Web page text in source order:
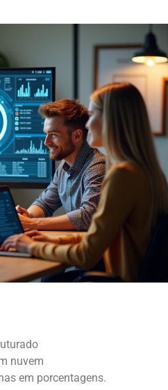
nuvem
em porcentagens.